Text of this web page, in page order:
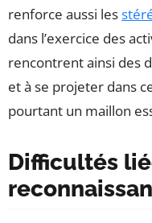
renforce aussi les
dans l’exercice des
rencontrent ainsi des
et à se projeter dans
pourtant un maillon
Difficultés